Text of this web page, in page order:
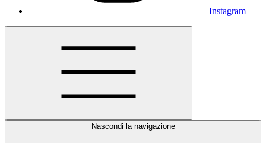
Instagram
Nascondi la navigazione